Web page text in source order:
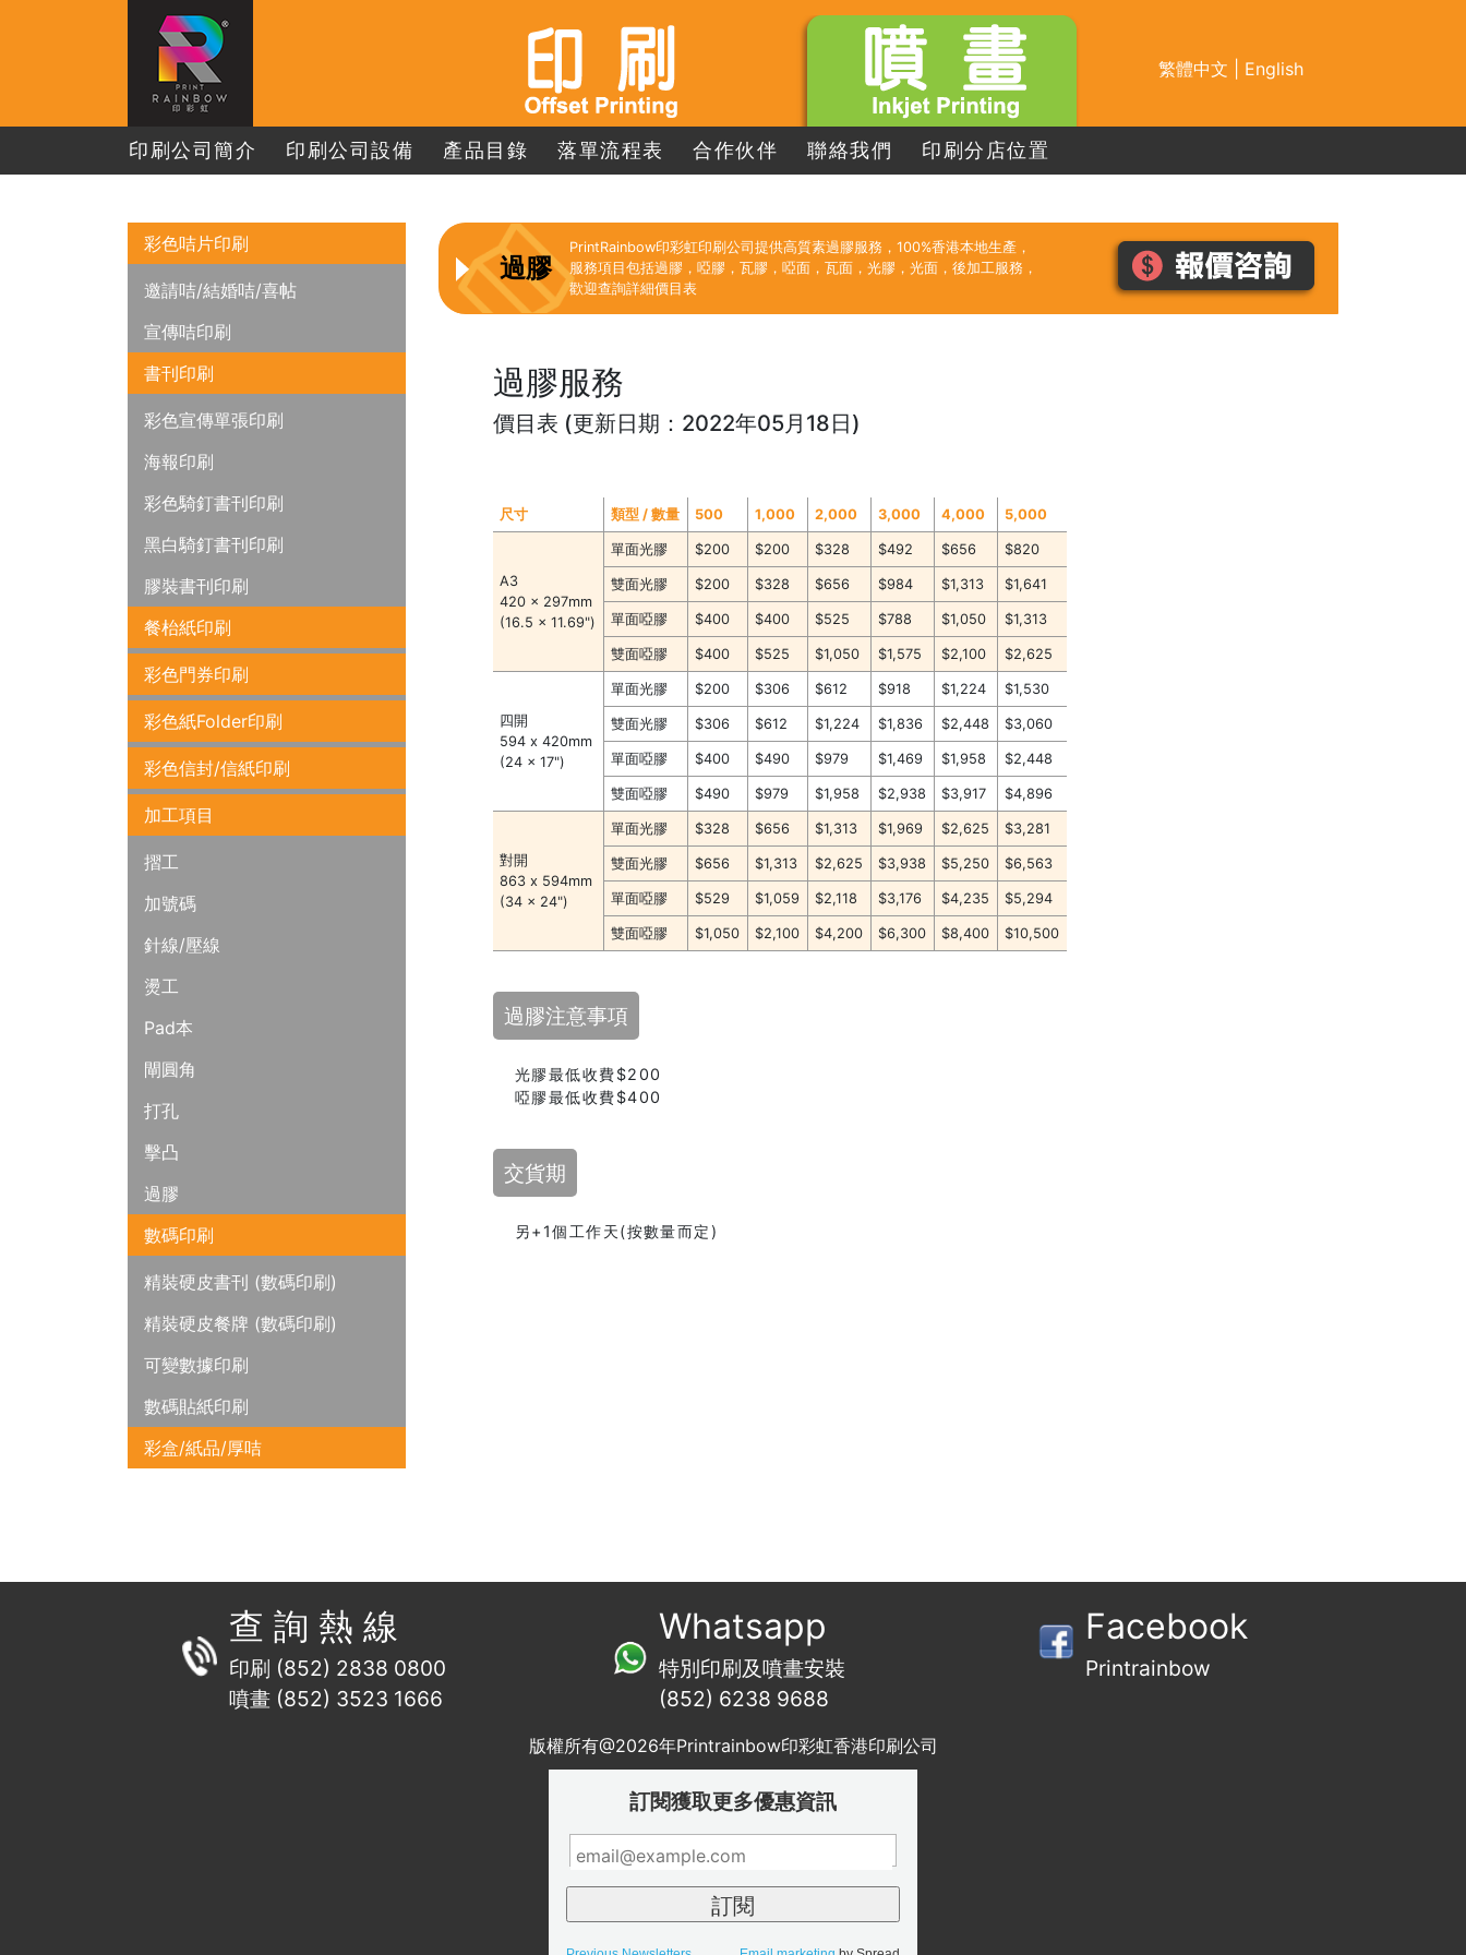
繁體中文 English
印刷公司簡介 印刷公司設備 產品目錄 落單流程表 合作伙伴 聯絡我們 印刷分店位置
彩色咭片印刷
邀請咭/結婚咭/喜帖
宣傳咭印刷
書刊印刷
彩色宣傳單張印刷
海報印刷
彩色騎釘書刊印刷
黑白騎釘書刊印刷
膠裝書刊印刷
餐枱紙印刷
彩色門券印刷
彩色紙Folder印刷
彩色信封/信紙印刷
加工項目
摺工
加號碼
針線/壓線
燙工
Pad本
閘圓角
打孔
擊凸
過膠
數碼印刷
精裝硬皮書刊 (數碼印刷)
精裝硬皮餐牌 (數碼印刷)
可變數據印刷
數碼貼紙印刷
彩盒/紙品/厚咭
過膠
PrintRainbow印彩虹印刷公司提供高質素過膠服務，100%香港本地生產，
服務項目包括過膠，啞膠，瓦膠，啞面，瓦面，光膠，光面，後加工服務，
歡迎查詢詳細價目表
過膠服務
價目表 (更新日期：2022年05月18日)
尺寸 類型 / 數量 500 1,000 2,000 3,000 4,000 5,000
A3
420 x 297mm
(16.5 x 11.69")
單面光膠 $200 $200 $328 $492 $656 $820
雙面光膠 $200 $328 $656 $984 $1,313 $1,641
單面啞膠 $400 $400 $525 $788 $1,050 $1,313
雙面啞膠 $400 $525 $1,050 $1,575 $2,100 $2,625
四開
594 x 420mm
(24 x 17")
單面光膠 $200 $306 $612 $918 $1,224 $1,530
雙面光膠 $306 $612 $1,224 $1,836 $2,448 $3,060
單面啞膠 $400 $490 $979 $1,469 $1,958 $2,448
雙面啞膠 $490 $979 $1,958 $2,938 $3,917 $4,896
對開
863 x 594mm
(34 x 24")
單面光膠 $328 $656 $1,313 $1,969 $2,625 $3,281
雙面光膠 $656 $1,313 $2,625 $3,938 $5,250 $6,563
單面啞膠 $529 $1,059 $2,118 $3,176 $4,235 $5,294
雙面啞膠 $1,050 $2,100 $4,200 $6,300 $8,400 $10,500
過膠注意事項
光膠最低收費$200
啞膠最低收費$400
交貨期
另+1個工作天(按數量而定)
查 詢 熱 線
印刷 (852) 2838 0800
噴畫 (852) 3523 1666
Whatsapp
特別印刷及噴畫安裝
(852) 6238 9688
Facebook
Printrainbow
版權所有@2026年Printrainbow印彩虹香港印刷公司
訂閱獲取更多優惠資訊